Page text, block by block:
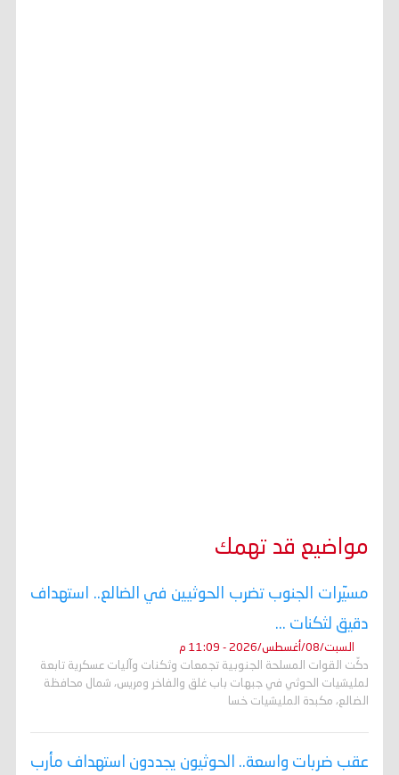
مواضيع قد تهمك
مسيّرات الجنوب تضرب الحوثيين في الضالع.. استهداف
دقيق لثكنات ...
السبت/08/أغسطس/2026 - 11:09 م
دكّت القوات المسلحة الجنوبية تجمعات وثكنات وآليات عسكرية تابعة
لمليشيات الحوثي في جبهات باب غلق والفاخر ومريس، شمال محافظة
الضالع، مكبدة المليشيات خسا
عقب ضربات واسعة.. الحوثيون يجددون استهداف مأرب